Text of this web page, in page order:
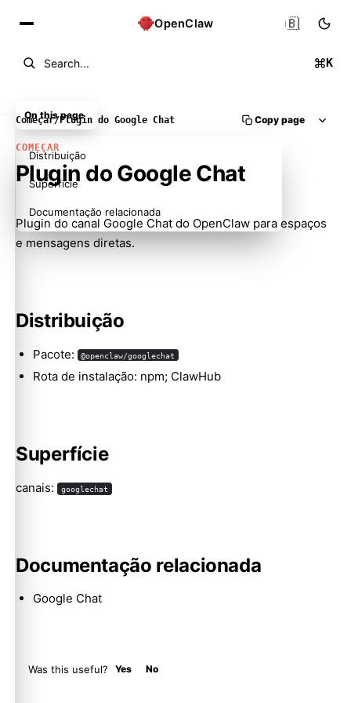
OpenClaw
Search... K
🇧🇷
Começar/Plugin do Google Chat Copy page
COMEÇAR
Plugin do Google Chat
Plugin do canal Google Chat do OpenClaw para espaços
e mensagens diretas.
Distribuição
Pacote: @openclaw/googlechat
Rota de instalação: npm; ClawHub
Superfície
canais: googlechat
Documentação relacionada
Google Chat
Was this useful? Yes No
On this page
Distribuição
Superfície
Documentação relacionada